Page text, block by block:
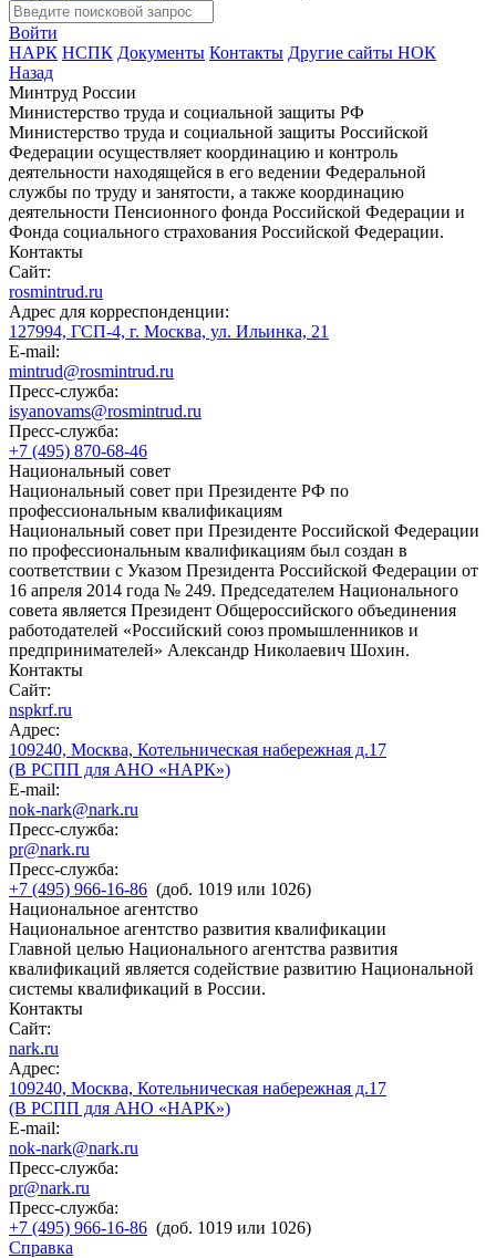
Войти
НАРК НСПК Документы Контакты Другие сайты НОК
Назад
Минтруд России
Министерство труда и социальной защиты РФ
Министерство труда и социальной защиты Российской
Федерации осуществляет координацию и контроль
деятельности находящейся в его ведении Федеральной
службы по труду и занятости, а также координацию
деятельности Пенсионного фонда Российской Федерации и
Фонда социального страхования Российской Федерации.
Контакты
Сайт:
rosmintrud.ru
Адрес для корреспонденции:
127994, ГСП-4, г. Москва, ул. Ильинка, 21
E-mail:
mintrud@rosmintrud.ru
Пресс-служба:
isyanovams@rosmintrud.ru
Пресс-служба:
+7 (495) 870-68-46
Национальный совет
Национальный совет при Президенте РФ по
профессиональным квалификациям
Национальный совет при Президенте Российской Федерации
по профессиональным квалификациям был создан в
соответствии с Указом Президента Российской Федерации от
16 апреля 2014 года № 249. Председателем Национального
совета является Президент Общероссийского объединения
работодателей «Российский союз промышленников и
предпринимателей» Александр Николаевич Шохин.
Контакты
Сайт:
nspkrf.ru
Адрес:
109240, Москва, Котельническая набережная д.17
(В РСПП для АНО «НАРК»)
E-mail:
nok-nark@nark.ru
Пресс-служба:
pr@nark.ru
Пресс-служба:
+7 (495) 966-16-86 (доб. 1019 или 1026)
Национальное агентство
Национальное агентство развития квалификации
Главной целью Национального агентства развития
квалификаций является содействие развитию Национальной
системы квалификаций в России.
Контакты
Сайт:
nark.ru
Адрес:
109240, Москва, Котельническая набережная д.17
(В РСПП для АНО «НАРК»)
E-mail:
nok-nark@nark.ru
Пресс-служба:
pr@nark.ru
Пресс-служба:
+7 (495) 966-16-86 (доб. 1019 или 1026)
Справка